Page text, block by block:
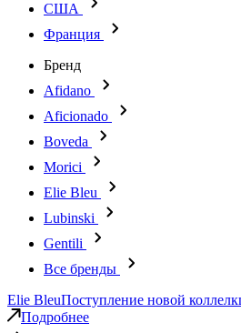
США
Франция
Бренд
Afidano
Aficionado
Boveda
Morici
Elie Bleu
Lubinski
Gentili
Все бренды
Elie BleuПоступление новой
Подробнее